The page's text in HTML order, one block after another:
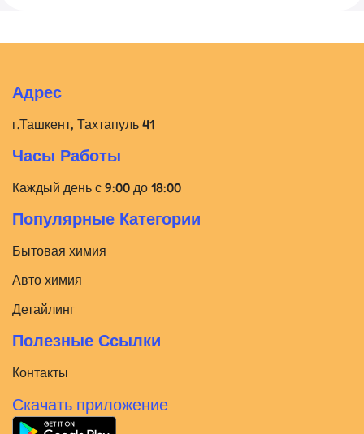
Адрес
г.Ташкент, Тахтапуль 41
Часы Работы
Каждый день с 9:00 до 18:00
Популярные Категории
Бытовая химия
Авто химия
Детайлинг
Полезные Ссылки
Контакты
Скачать приложение